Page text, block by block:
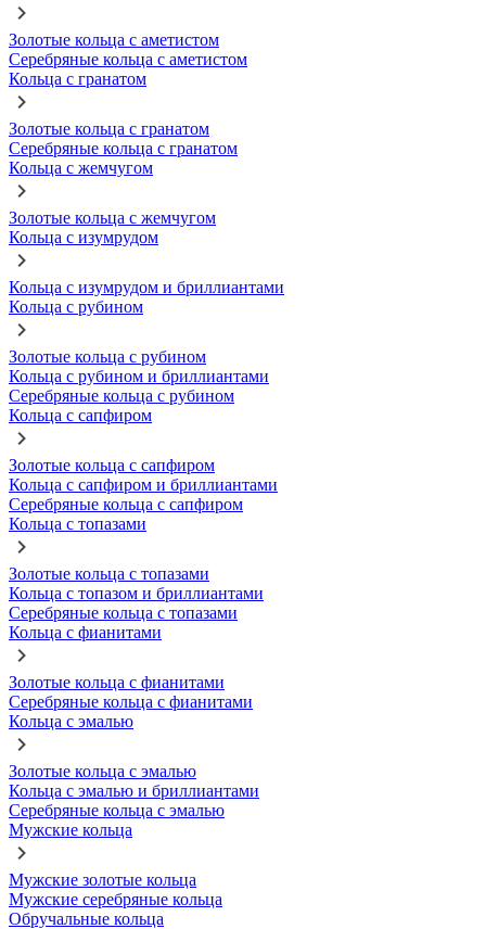
Золотые кольца с аметистом
Серебряные кольца с аметистом
Кольца с гранатом
Золотые кольца с гранатом
Серебряные кольца с гранатом
Кольца с жемчугом
Золотые кольца с жемчугом
Кольца с изумрудом
Кольца с изумрудом и бриллиантами
Кольца с рубином
Золотые кольца с рубином
Кольца с рубином и бриллиантами
Серебряные кольца с рубином
Кольца с сапфиром
Золотые кольца с сапфиром
Кольца с сапфиром и бриллиантами
Серебряные кольца с сапфиром
Кольца с топазами
Золотые кольца с топазами
Кольца с топазом и бриллиантами
Серебряные кольца с топазами
Кольца с фианитами
Золотые кольца с фианитами
Серебряные кольца с фианитами
Кольца с эмалью
Золотые кольца с эмалью
Кольца с эмалью и бриллиантами
Серебряные кольца с эмалью
Мужские кольца
Мужские золотые кольца
Мужские серебряные кольца
Обручальные кольца